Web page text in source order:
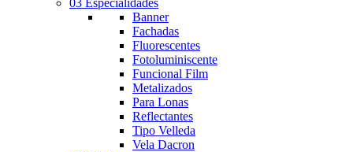
03 Especialidades
Banner
Fachadas
Fluorescentes
Fotoluminiscente
Funcional Film
Metalizados
Para Lonas
Reflectantes
Tipo Velleda
Vela Dacron